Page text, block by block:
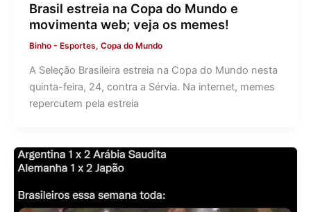
Brasil estreia na Copa do Mundo e
movimenta web; veja os memes!
Binho - Esportes, Copa do Mundo
A Seleção Brasileira estreia na Copa do Mundo nesta
quinta-feira, 24, contra a Sérvia. Na internet, memes
repercutem pela estreia